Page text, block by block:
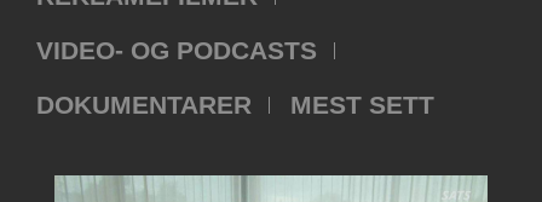
VIDEO- OG PODCASTS
DOKUMENTARER
MEST SETT